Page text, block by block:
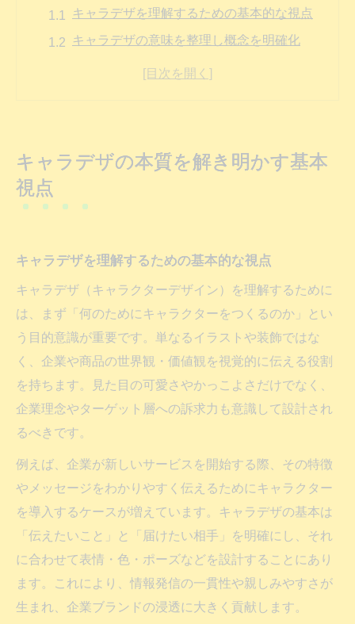
キャラデザを理解するための基本的な視点
キャラデザの意味を整理し概念を明確化
企業に必要なキャラデザの考え方とは
キャラデザにおける概念と実体の違い
キャラクターは概念としてどう捉えるか
キャラデザに見る抽象性と具体性の関係
企業が求めるキャラデザの概念整理法
デザイン概念から紐解くキャラデザの役割
キャラデザの役割をデザイン概念で再定義
デザインとは何かがキャラデザに与える影
響
キャラデザが担うブランドイメージの設計
企業活動におけるキャラデザの重要性
キャラデザの目的と役割を明快に説明
企業がキャラデザを活用する流れの全体像
企業によるキャラデザ導入の基本フロー
企業がキャラデザを活用する実務の手順
キャラデザの企画から活用までの全体像
キャラデザの本質を解き明かす基本
視点
キャラデザを理解するための基本的な視点
キャラデザ（キャラクターデザイン）を理解するために
は、まず「何のためにキャラクターをつくるのか」とい
う目的意識が重要です。単なるイラストや装飾ではな
く、企業や商品の世界観・価値観を視覚的に伝える役割
を持ちます。見た目の可愛さやかっこよさだけでなく、
企業理念やターゲット層への訴求力も意識して設計され
るべきです。
例えば、企業が新しいサービスを開始する際、その特徴
やメッセージをわかりやすく伝えるためにキャラクター
を導入するケースが増えています。キャラデザの基本は
「伝えたいこと」と「届けたい相手」を明確にし、それ
に合わせて表情・色・ポーズなどを設計することにあり
ます。これにより、情報発信の一貫性や親しみやすさが
生まれ、企業ブランドの浸透に大きく貢献します。